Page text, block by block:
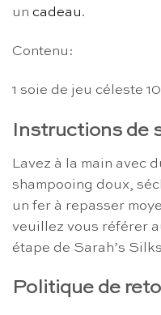
un cadeau.
Contenu:
1 soie de jeu céleste
Instructions de
Lavez à la main avec
shampooing doux,
un fer à repasser
veuillez vous référer
étape de Sarah’s
Politique de